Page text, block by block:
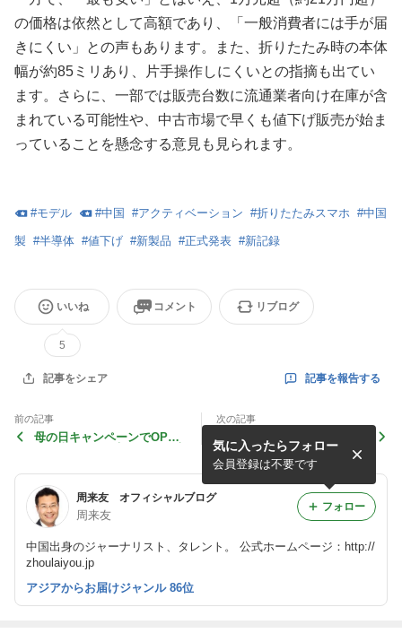
の価格は依然として高額であり、「一般消費者には手が届
きにくい」との声もあります。また、折りたたみ時の本体
幅が約85ミリあり、片手操作しにくいとの指摘も出てい
ます。さらに、一部では販売台数に流通業者向け在庫が含
まれている可能性や、中古市場で早くも値下げ販売が始ま
っていることを懸念する意見も見られます。
#モデル #中国 #アクティベーション #折りたたみスマホ #中国
製 #半導体 #値下げ #新製品 #正式発表 #新記録
いいね
5
コメント リブログ
記事をシェア 記事を報告する
前の記事
母の日キャンペーンでOPPO
次の記事
八田與一の銅像を頼盛徳氏が
訪問 中国では反発の声
周来友 オフィシャルブログ
周来友
中国出身のジャーナリスト、タレント。 公式ホームページ：http://
zhoulaiyou.jp
気に入ったらフォロー
会員登録は不要です
フォロー
アジアからお届けジャンル 86位